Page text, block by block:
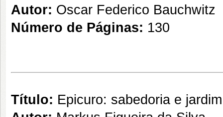
Autor: Oscar Federico Bauchwitz
Número de Páginas: 130
Título: Epicuro: sabedoria e jardim